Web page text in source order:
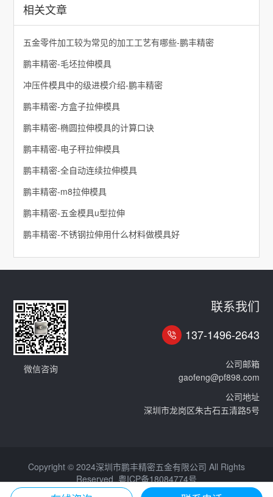
相关文章
五金零件加工较为常见的加工工艺有哪些-鹏丰精密
鹏丰精密-毛坯拉伸模具
冲压件模具中的级进模介绍-鹏丰精密
鹏丰精密-方盒子拉伸模具
鹏丰精密-椭圆拉伸模具的计算口诀
鹏丰精密-电子秤拉伸模具
鹏丰精密-全自动连续拉伸模具
鹏丰精密-m8拉伸模具
鹏丰精密-五金模具u型拉伸
鹏丰精密-不锈钢拉伸用什么材料做模具好
微信咨询
联系我们
137-1496-2643
公司邮箱
gaofeng@pf898.com
公司地址
深圳市龙岗区朱古石五清路5号
Copyright © 2024深圳市鹏丰精密五金有限公司 All Rights
Reserved 粤ICP备18084774号